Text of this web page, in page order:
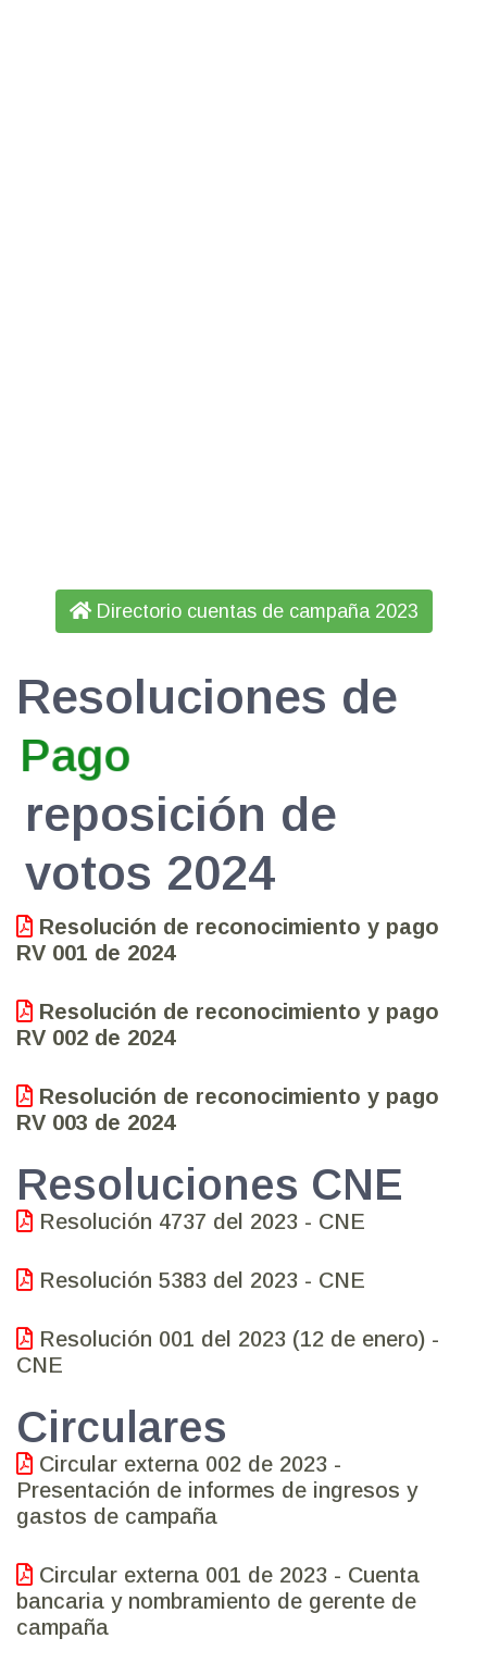
Directorio cuentas de campaña 2023
Resoluciones de
Pago
reposición de
votos 2024
Resolución de reconocimiento y pago
RV 001 de 2024
Resolución de reconocimiento y pago
RV 002 de 2024
Resolución de reconocimiento y pago
RV 003 de 2024
Resoluciones CNE
Resolución 4737 del 2023 - CNE
Resolución 5383 del 2023 - CNE
Resolución 001 del 2023 (12 de enero) -
CNE
Circulares
Circular externa 002 de 2023 -
Presentación de informes de ingresos y
gastos de campaña
Circular externa 001 de 2023 - Cuenta
bancaria y nombramiento de gerente de
campaña